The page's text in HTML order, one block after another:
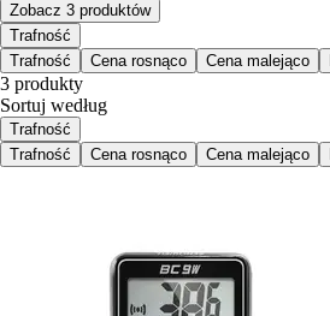
Zobacz 3 produktów
Trafność
Trafność
Cena rosnąco Cena malejąco
3 produkty
Sortuj według
Trafność
Trafność
Cena rosnąco Cena malejąco